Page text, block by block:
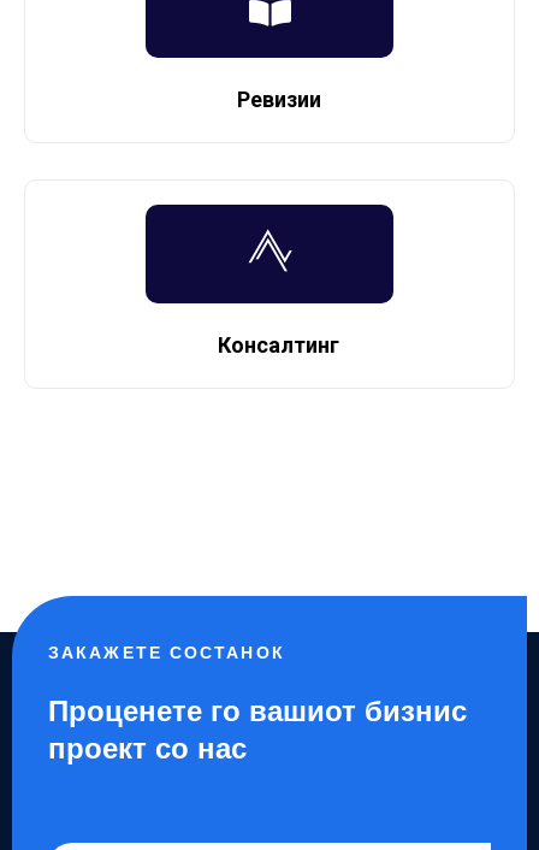
Ревизии
Консалтинг
ЗАКАЖЕТЕ СОСТАНОК
Проценете го вашиот бизнис
проект со нас